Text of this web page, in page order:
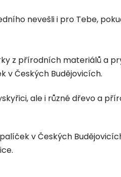
nevešli i pro Tebe,
z přírodních materiálů a
v Českých Budějovicích.
ale i různé dřevo a
v Českých